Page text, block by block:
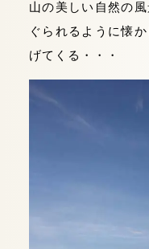
山の美しい自然の
ぐられるように懐
げてくる・・・